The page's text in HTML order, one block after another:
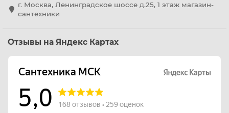
г. Москва, Ленинградское шоссе д.25, 1 этаж магазин-
сантехники
Отзывы на Яндекс Картах